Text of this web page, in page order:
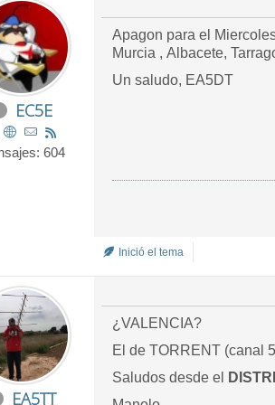
EC5E
604
Apagon para el
Murcia , Albacete,
Un saludo, EA5DT
Inició el tema
EA5TT
¿VALENCIA?
El de TORRENT (canal
Saludos desde el